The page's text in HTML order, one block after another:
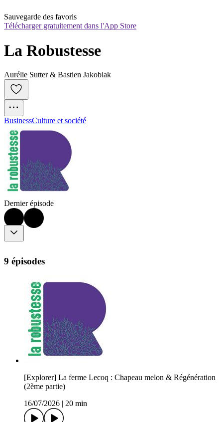
Sauvegarde des favoris
Télécharger gratuitement dans l'App Store
La Robustesse
Aurélie Sutter & Bastien Jakobiak
BusinessCulture et société
Dernier épisode
9 épisodes
[Explorer] La ferme Lecoq : Chapeau melon & Régénération
(2ème partie)
16/07/2026
20 min